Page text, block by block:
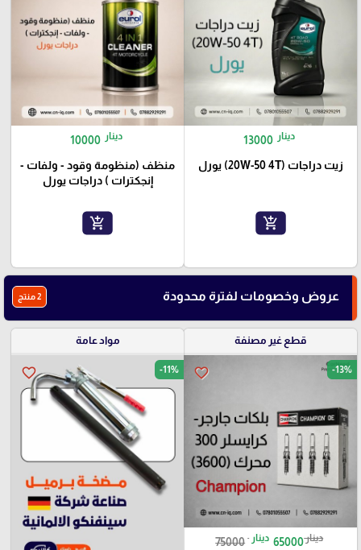
13000 دينار
زيت دراجات (20W-50 4T) يورل
add_shopping_cart
10000 دينار
منظف (منظومة وقود - ولفات -
إنجكترات ) دراجات يورل
add_shopping_cart
عروض وخصومات لفترة محدودة 2 منتج
قطع غير مصنفة
favorite_border -13%
75000 دينار65000 دينار
مواد عامة
favorite_border -11%